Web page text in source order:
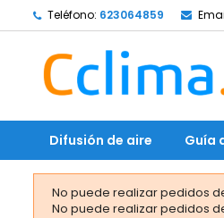
Teléfono: 623064859
Difusión de aire Guía
No puede realizar pedidos
No puede realizar pedidos